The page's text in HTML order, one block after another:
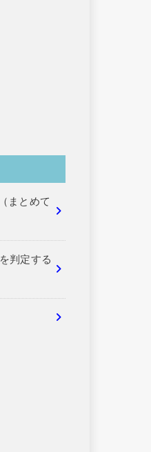
まとめて
判定する